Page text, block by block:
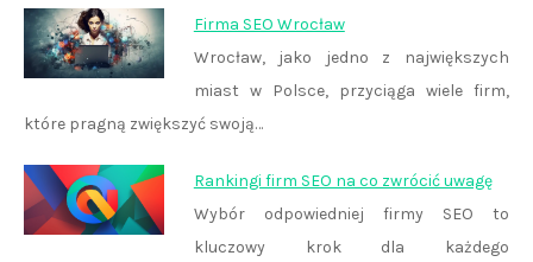
Firma SEO Wrocław
Wrocław, jako jedno z największych
miast w Polsce, przyciąga wiele firm,
które pragną zwiększyć swoją…
Rankingi firm SEO na co zwrócić uwagę
Wybór odpowiedniej firmy SEO to
kluczowy krok dla każdego